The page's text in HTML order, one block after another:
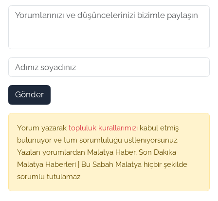
Gönder
Yorum yazarak topluluk kurallarımızı kabul etmiş
bulunuyor ve tüm sorumluluğu üstleniyorsunuz.
Yazılan yorumlardan Malatya Haber, Son Dakika
Malatya Haberleri | Bu Sabah Malatya hiçbir şekilde
sorumlu tutulamaz.